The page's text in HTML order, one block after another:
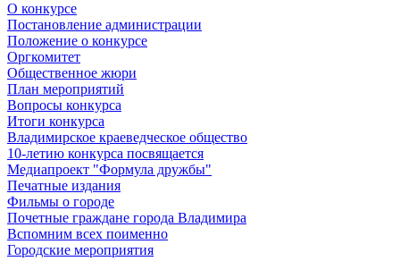
О конкурсе
Постановление администрации
Положение о конкурсе
Оргкомитет
Общественное жюри
План мероприятий
Вопросы конкурса
Итоги конкурса
Владимирское краеведческое общество
10-летию конкурса посвящается
Медиапроект "Формула дружбы"
Печатные издания
Фильмы о городе
Почетные граждане города Владимира
Вспомним всех поименно
Городские мероприятия